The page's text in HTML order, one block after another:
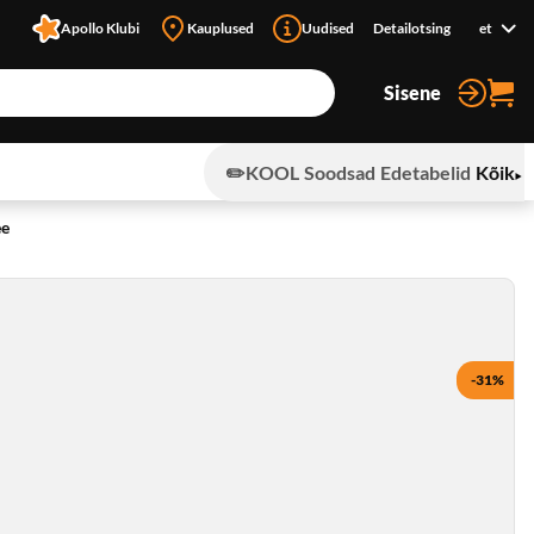
Apollo Klubi Kauplused Uudised Detailotsing et
Sisene
✏️KOOL Soodsad Edetabelid Kõik
-31%